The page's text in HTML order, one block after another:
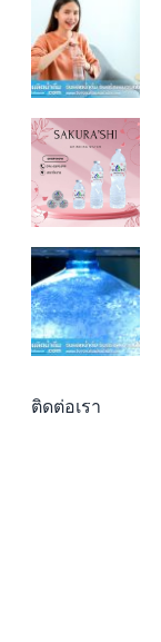
ติดต่อเรา